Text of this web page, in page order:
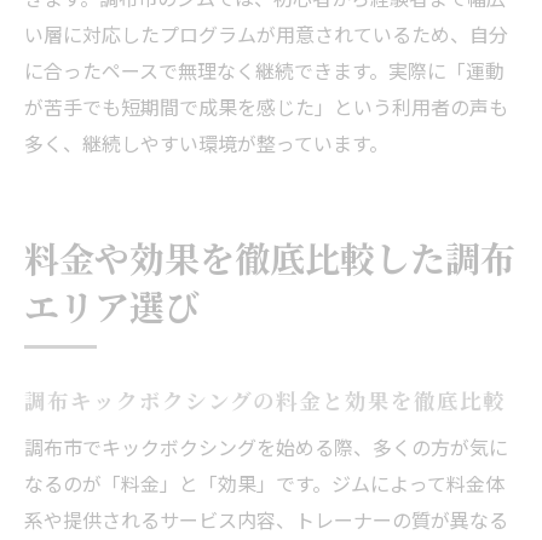
い層に対応したプログラムが用意されているため、自分
に合ったペースで無理なく継続できます。実際に「運動
が苦手でも短期間で成果を感じた」という利用者の声も
多く、継続しやすい環境が整っています。
料金や効果を徹底比較した調布
エリア選び
調布キックボクシングの料金と効果を徹底比較
調布市でキックボクシングを始める際、多くの方が気に
なるのが「料金」と「効果」です。ジムによって料金体
系や提供されるサービス内容、トレーナーの質が異なる